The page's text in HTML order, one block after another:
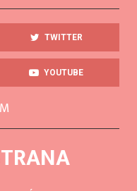
TWITTER
YOUTUBE